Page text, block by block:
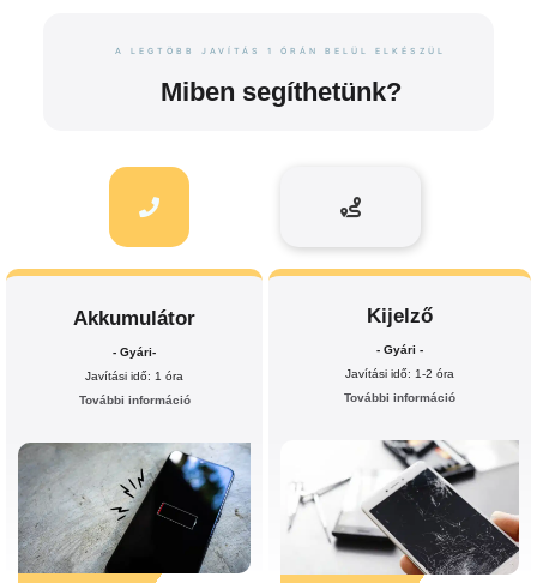
A LEGTÖBB JAVÍTÁS 1 ÓRÁN BELÜL ELKÉSZÜL
Miben segíthetünk?
Akkumulátor
- Gyári-
Javítási idő: 1 óra
További információ
Kijelző
- Gyári -
Javítási idő: 1-2 óra
További információ